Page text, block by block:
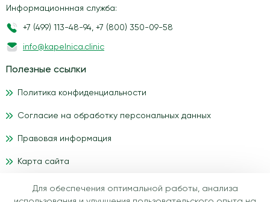
Информационнная служба:
+7 (499) 113-48-94, +7 (800) 350-09-58
info@kapelnica.clinic
Полезные ссылки
Политика конфиденциальности
Согласие на обработку персональных данных
Правовая информация
Карта сайта
Материалы, размещенные на данном сайте, носят
Для обеспечения оптимальной работы, анализа